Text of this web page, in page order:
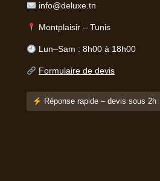
info@deluxe.tn
Montplaisir – Tunis
Lun–Sam : 8h00 à 18h00
Formulaire de devis
Réponse rapide – devis sous 2h